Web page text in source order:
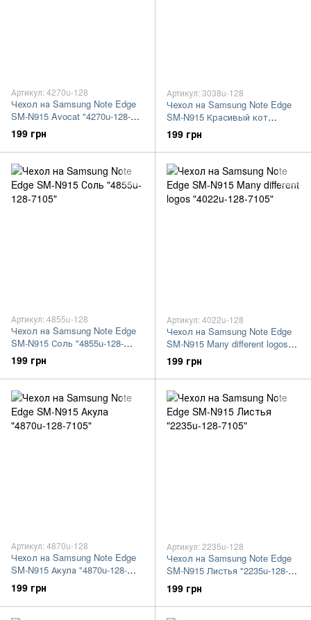
Артикул: 4270u-128
Чехол на Samsung Note Edge
SM-N915 Avocat "4270u-128-
7105"
199 грн
Артикул: 3038u-128
Чехол на Samsung Note Edge
SM-N915 Красивый кот
"3038u-128-7105"
199 грн
Артикул: 4855u-128
Чехол на Samsung Note Edge
SM-N915 Соль "4855u-128-
7105"
199 грн
Артикул: 4022u-128
Чехол на Samsung Note Edge
SM-N915 Many different logos
"4022u-128-7105"
199 грн
Артикул: 4870u-128
Чехол на Samsung Note Edge
SM-N915 Акула "4870u-128-
7105"
199 грн
Артикул: 2235u-128
Чехол на Samsung Note Edge
SM-N915 Листья "2235u-128-
7105"
199 грн